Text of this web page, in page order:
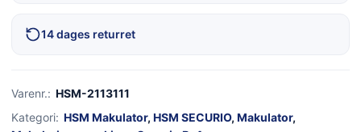
14 dages returret
Varenr.: HSM-2113111
Kategori: HSM Makulator, HSM SECURIO, Makulator,